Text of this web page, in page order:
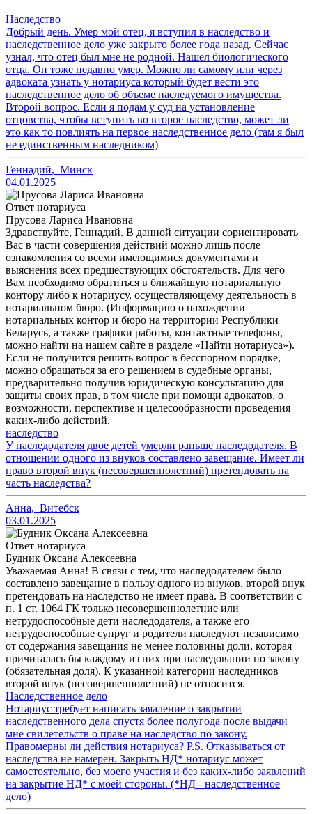
Наследство
Добрый день. Умер мой отец, я вступил в наследство и
наследственное дело уже закрыто более года назад. Сейчас
узнал, что отец был мне не родной. Нашел биологического
отца. Он тоже недавно умер. Можно ли самому или через
адвоката узнать у нотариуса который будет вести это
наследственное дело об объеме наследуемого имущества.
Второй вопрос. Если я подам у суд на установление
отцовства, чтобы вступить во второе наследство, может ли
это как то повлиять на первое наследственное дело (там я был
не единственным наследником)
Геннадий, Минск
04.01.2025
Ответ нотариуса
Прусова Лариса Ивановна
Здравствуйте, Геннадий. В данной ситуации сориентировать
Вас в части совершения действий можно лишь после
ознакомления со всеми имеющимися документами и
выяснения всех предшествующих обстоятельств. Для чего
Вам необходимо обратиться в ближайшую нотариальную
контору либо к нотариусу, осуществляющему деятельность в
нотариальном бюро. (Информацию о нахождении
нотариальных контор и бюро на территории Республики
Беларусь, а также графики работы, контактные телефоны,
можно найти на нашем сайте в разделе «Найти нотариуса»).
Если не получится решить вопрос в бесспорном порядке,
можно обращаться за его решением в судебные органы,
предварительно получив юридическую консультацию для
защиты своих прав, в том числе при помощи адвокатов, о
возможности, перспективе и целесообразности проведения
каких-либо действий.
наследство
У наследодателя двое детей умерли раньше наследодателя. В
отношении одного из внуков составлено завещание. Имеет ли
право второй внук (несовершеннолетний) претендовать на
часть наследства?
Анна, Витебск
03.01.2025
Ответ нотариуса
Будник Оксана Алексеевна
Уважаемая Анна! В связи с тем, что наследодателем было
составлено завещание в пользу одного из внуков, второй внук
претендовать на наследство не имеет права. В соответствии с
п. 1 ст. 1064 ГК только несовершеннолетние или
нетрудоспособные дети наследодателя, а также его
нетрудоспособные супруг и родители наследуют независимо
от содержания завещания не менее половины доли, которая
причиталась бы каждому из них при наследовании по закону
(обязательная доля). К указанной категории наследников
второй внук (несовершеннолетний) не относится.
Наследственное дело
Нотариус требует написать заяаление о закрытии
наследственного дела спустя более полугода после выдачи
мне свилетельств о праве на наследство по закону.
Правомерны ли действия нотариуса? P.S. Отказываться от
наследства не намерен. Закрыть НД* нотариус может
самостоятельно, без моего участия и без каких-либо заявлений
на закрытие НД* с моей стороны. (*НД - наследственное
дело)